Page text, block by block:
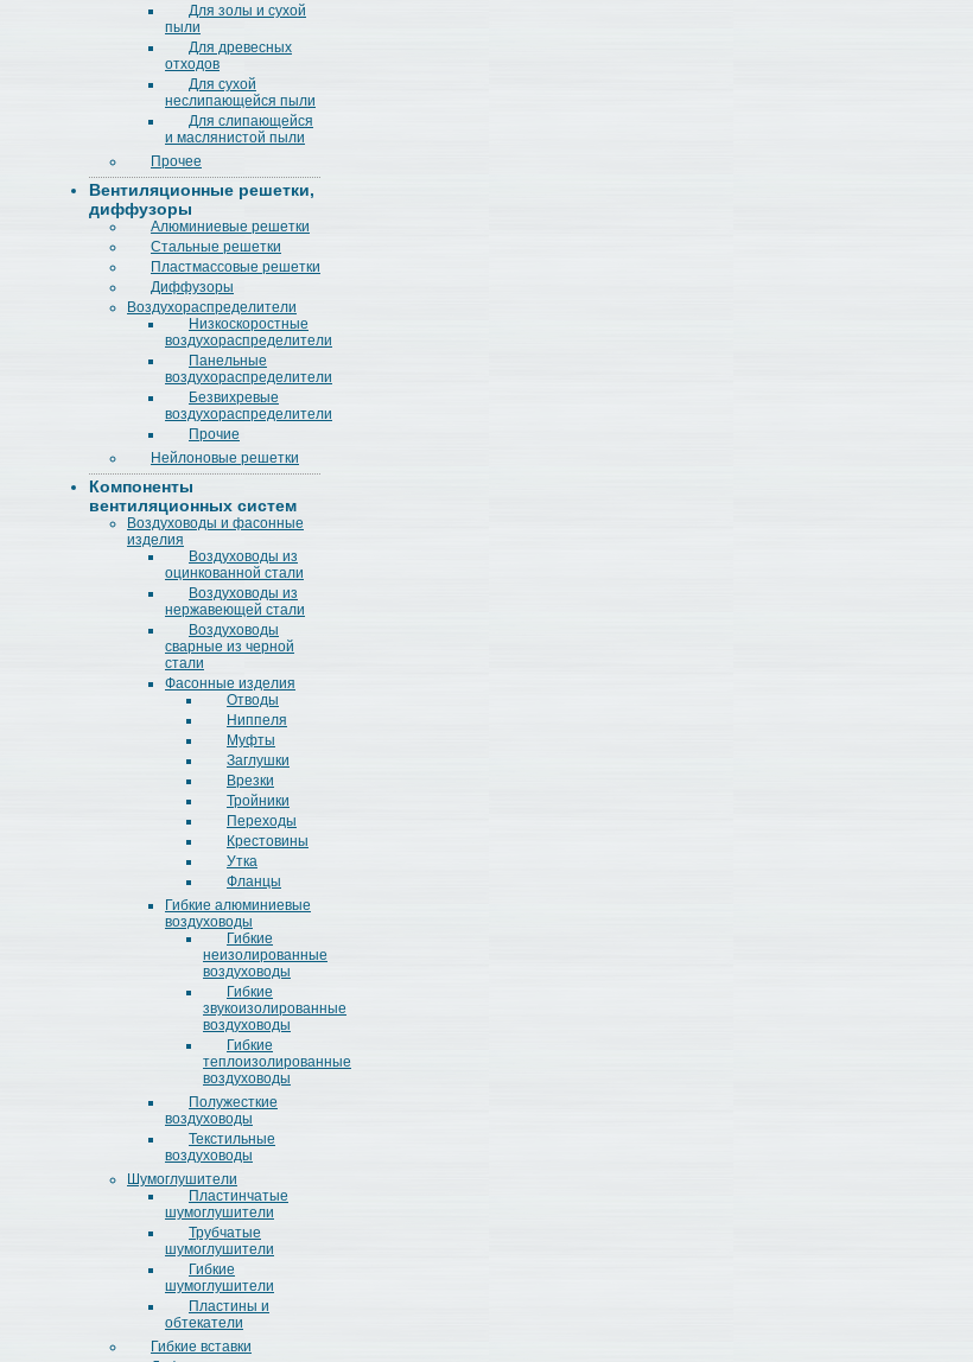
Для золы и сухой
пыли
Для древесных
отходов
Для сухой
неслипающейся пыли
Для слипающейся
и маслянистой пыли
Прочее
Вентиляционные решетки,
диффузоры
Алюминиевые решетки
Стальные решетки
Пластмассовые решетки
Диффузоры
Воздухораспределители
Низкоскоростные
воздухораспределители
Панельные
воздухораспределители
Безвихревые
воздухораспределители
Прочие
Нейлоновые решетки
Компоненты
вентиляционных систем
Воздуховоды и фасонные
изделия
Воздуховоды из
оцинкованной стали
Воздуховоды из
нержавеющей стали
Воздуховоды
сварные из черной
стали
Фасонные изделия
Отводы
Ниппеля
Муфты
Заглушки
Врезки
Тройники
Переходы
Крестовины
Утка
Фланцы
Гибкие алюминиевые
воздуховоды
Гибкие
неизолированные
воздуховоды
Гибкие
звукоизолированные
воздуховоды
Гибкие
теплоизолированные
воздуховоды
Полужесткие
воздуховоды
Текстильные
воздуховоды
Шумоглушители
Пластинчатые
шумоглушители
Трубчатые
шумоглушители
Гибкие
шумоглушители
Пластины и
обтекатели
Гибкие вставки